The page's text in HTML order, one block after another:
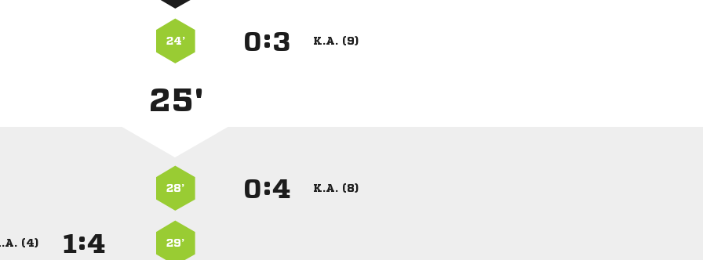
24’ : K.A. (9)
25'
28’ : K.A. (8)
(4) : 29’